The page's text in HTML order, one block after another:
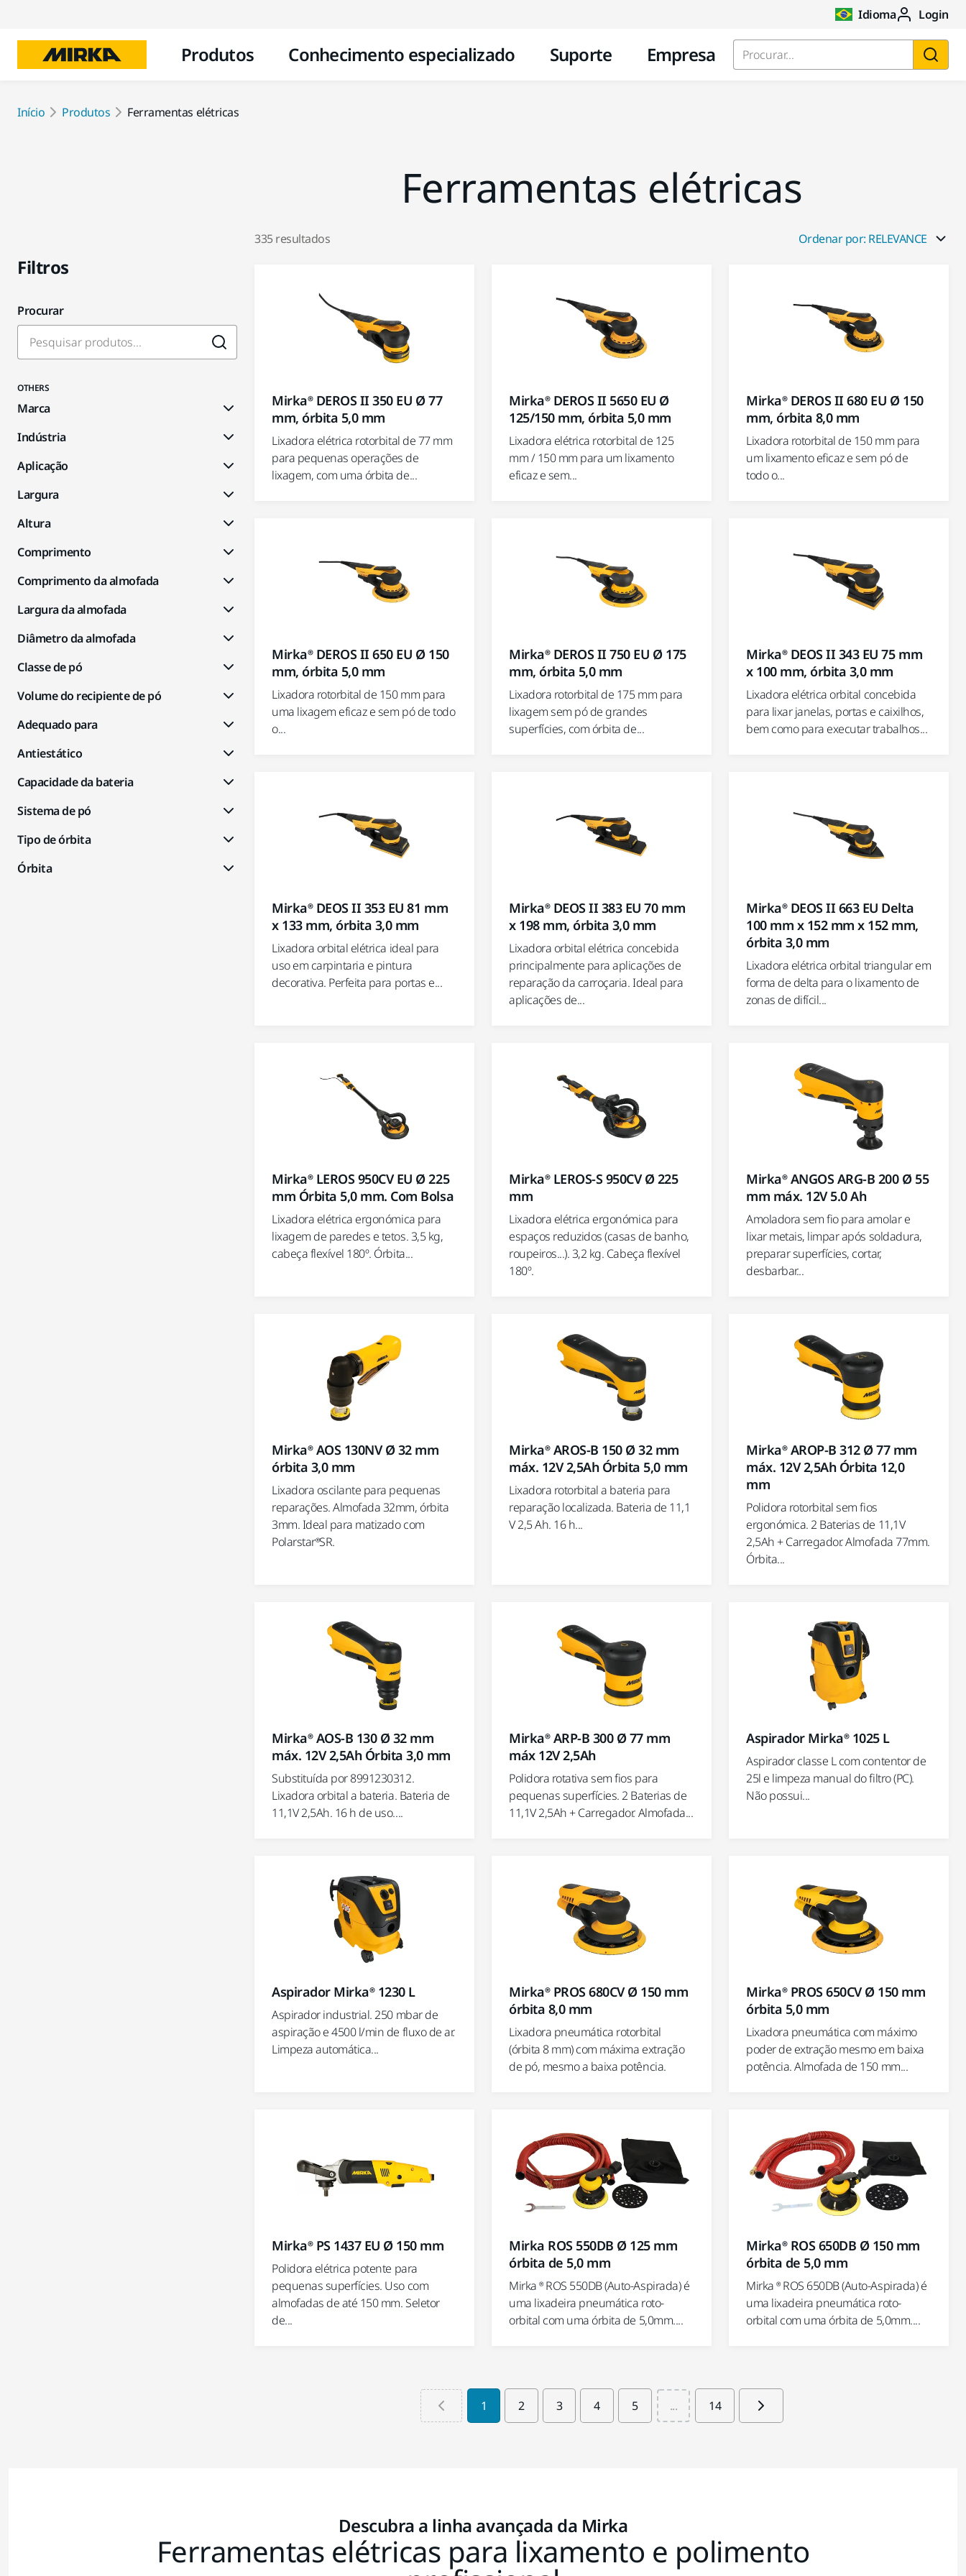
Idioma Login
Produtos Conhecimento especializado Suporte Empresa Procurar...
Início Produtos Ferramentas elétricas
Ferramentas elétricas
335 resultados Ordenar por: RELEVANCE
Filtros
Procurar
OTHERS
Marca
Indústria
Aplicação
Largura
Altura
Comprimento
Comprimento da almofada
Largura da almofada
Diâmetro da almofada
Classe de pó
Volume do recipiente de pó
Adequado para
Antiestático
Capacidade da bateria
Sistema de pó
Tipo de órbita
Órbita
Mirka® DEROS II 350 EU Ø 77
mm, órbita 5,0 mm
Lixadora elétrica rotorbital de 77 mm
para pequenas operações de
lixagem, com uma órbita de...
Mirka® DEROS II 5650 EU Ø
125/150 mm, órbita 5,0 mm
Lixadora elétrica rotorbital de 125
mm / 150 mm para um lixamento
eficaz e sem...
Mirka® DEROS II 680 EU Ø 150
mm, órbita 8,0 mm
Lixadora rotorbital de 150 mm para
um lixamento eficaz e sem pó de
todo o...
Mirka® DEROS II 650 EU Ø 150
mm, órbita 5,0 mm
Lixadora rotorbital de 150 mm para
uma lixagem eficaz e sem pó de todo
o...
Mirka® DEROS II 750 EU Ø 175
mm, órbita 5,0 mm
Lixadora rotorbital de 175 mm para
lixagem sem pó de grandes
superfícies, com órbita de...
Mirka® DEOS II 343 EU 75 mm
x 100 mm, órbita 3,0 mm
Lixadora elétrica orbital concebida
para lixar janelas, portas e caixilhos,
bem como para executar trabalhos...
Mirka® DEOS II 353 EU 81 mm
x 133 mm, órbita 3,0 mm
Lixadora orbital elétrica ideal para
uso em carpintaria e pintura
decorativa. Perfeita para portas e...
Mirka® DEOS II 383 EU 70 mm
x 198 mm, órbita 3,0 mm
Lixadora orbital elétrica concebida
principalmente para aplicações de
reparação da carroçaria. Ideal para
aplicações de...
Mirka® DEOS II 663 EU Delta
100 mm x 152 mm x 152 mm,
órbita 3,0 mm
Lixadora elétrica orbital triangular em
forma de delta para o lixamento de
zonas de difícil...
Mirka® LEROS 950CV EU Ø 225
mm Órbita 5,0 mm. Com Bolsa
Lixadora elétrica ergonómica para
lixagem de paredes e tetos. 3,5 kg,
cabeça flexível 180º. Órbita...
Mirka® LEROS-S 950CV Ø 225
mm
Lixadora elétrica ergonómica para
espaços reduzidos (casas de banho,
roupeiros...). 3,2 kg. Cabeça flexível
180º.
Mirka® ANGOS ARG-B 200 Ø 55
mm máx. 12V 5.0 Ah
Amoladora sem fio para amolar e
lixar metais, limpar após soldadura,
preparar superfícies, cortar,
desbarbar...
Mirka® AOS 130NV Ø 32 mm
órbita 3,0 mm
Lixadora oscilante para pequenas
reparações. Almofada 32mm, órbita
3mm. Ideal para matizado com
Polarstar®SR.
Mirka® AROS-B 150 Ø 32 mm
máx. 12V 2,5Ah Órbita 5,0 mm
Lixadora rotorbital a bateria para
reparação localizada. Bateria de 11,1
V 2,5 Ah. 16 h...
Mirka® AROP-B 312 Ø 77 mm
máx. 12V 2,5Ah Órbita 12,0
mm
Polidora rotorbital sem fios
ergonómica. 2 Baterias de 11,1V
2,5Ah + Carregador. Almofada 77mm.
Órbita...
Mirka® AOS-B 130 Ø 32 mm
máx. 12V 2,5Ah Órbita 3,0 mm
Substituída por 8991230312.
Lixadora orbital a bateria. Bateria de
11,1V 2,5Ah. 16 h de uso....
Mirka® ARP-B 300 Ø 77 mm
máx 12V 2,5Ah
Polidora rotativa sem fios para
pequenas superfícies. 2 Baterias de
11,1V 2,5Ah + Carregador. Almofada...
Aspirador Mirka® 1025 L
Aspirador classe L com contentor de
25l e limpeza manual do filtro (PC).
Não possui...
Aspirador Mirka® 1230 L
Aspirador industrial. 250 mbar de
aspiração e 4500 l/min de fluxo de ar.
Limpeza automática...
Mirka® PROS 680CV Ø 150 mm
órbita 8,0 mm
Lixadora pneumática rotorbital
(órbita 8 mm) com máxima extração
de pó, mesmo a baixa potência.
Mirka® PROS 650CV Ø 150 mm
órbita 5,0 mm
Lixadora pneumática com máximo
poder de extração mesmo em baixa
potência. Almofada de 150 mm...
Mirka® PS 1437 EU Ø 150 mm
Polidora elétrica potente para
pequenas superfícies. Uso com
almofadas de até 150 mm. Seletor
de...
Mirka ROS 550DB Ø 125 mm
órbita de 5,0 mm
Mirka ® ROS 550DB (Auto-Aspirada) é
uma lixadeira pneumática roto-
orbital com uma órbita de 5,0mm....
Mirka® ROS 650DB Ø 150 mm
órbita de 5,0 mm
Mirka ® ROS 650DB (Auto-Aspirada) é
uma lixadeira pneumática roto-
orbital com uma órbita de 5,0mm....
1 2 3 4 5 ... 14
Descubra a linha avançada da Mirka
Ferramentas elétricas para lixamento e polimento